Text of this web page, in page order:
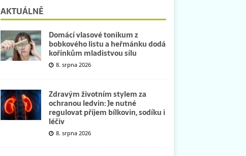
AKTUÁLNĚ
Domácí vlasové tonikum z
bobkového listu a heřmánku dodá
kořínkům mladistvou sílu
8. srpna 2026
Zdravým životním stylem za
ochranou ledvin: Je nutné
regulovat příjem bílkovin, sodíku i
léčiv
8. srpna 2026